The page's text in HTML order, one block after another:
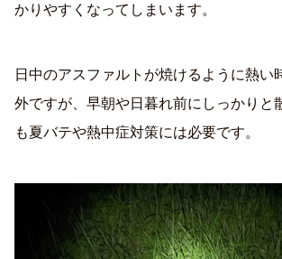
かりやすくなってしまいます。
日中のアスファルトが焼けるように熱い
外ですが、早朝や日暮れ前にしっかりと
も夏バテや熱中症対策には必要です。